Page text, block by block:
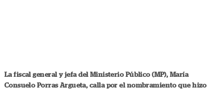
La fiscal general y jefa del Ministerio Público (MP), María
Consuelo Porras Argueta, calla por el nombramiento que hizo